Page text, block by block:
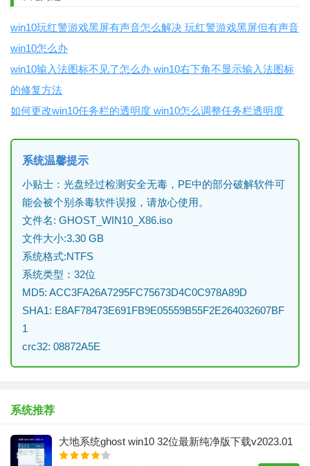
win10玩红警游戏黑屏有声音怎么解决 玩红警游戏黑屏但有声音
win10怎么办
win10输入法图标不见了怎么办 win10右下角不显示输入法图标
的修复方法
如何更改win10任务栏的透明度 win10怎么调整任务栏透明度
系统温馨提示
小贴士：光盘经过检测安全无毒，PE中的部分破解软件可
能会被个别杀毒软件误报，请放心使用。
文件名: GHOST_WIN10_X86.iso
文件大小:3.30 GB
系统格式:NTFS
系统类型：32位
MD5: ACC3FA26A7295FC75673D4C0C978A89D
SHA1: E8AF78473E691FB9E05559B55F2E264032607BF
1
crc32: 08872A5E
系统推荐
​大地系统ghost win10 32位最新纯净版下载v2023.01